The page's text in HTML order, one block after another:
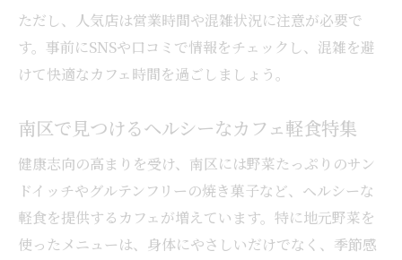
ただし、人気店は営業時間や混雑状況に注意が必要で
す。事前にSNSや口コミで情報をチェックし、混雑を避
けて快適なカフェ時間を過ごしましょう。
南区で見つけるヘルシーなカフェ軽食特集
健康志向の高まりを受け、南区には野菜たっぷりのサン
ドイッチやグルテンフリーの焼き菓子など、ヘルシーな
軽食を提供するカフェが増えています。特に地元野菜を
使ったメニューは、身体にやさしいだけでなく、季節感